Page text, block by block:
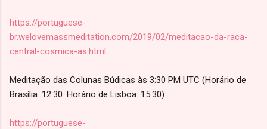
https://portuguese-
br.welovemassmeditation.com/2019/02/meditacao-da-raca-
central-cosmica-as.html
Meditação das Colunas Búdicas às 3:30 PM UTC (Horário de
Brasília: 12:30. Horário de Lisboa: 15:30):
https://portuguese-